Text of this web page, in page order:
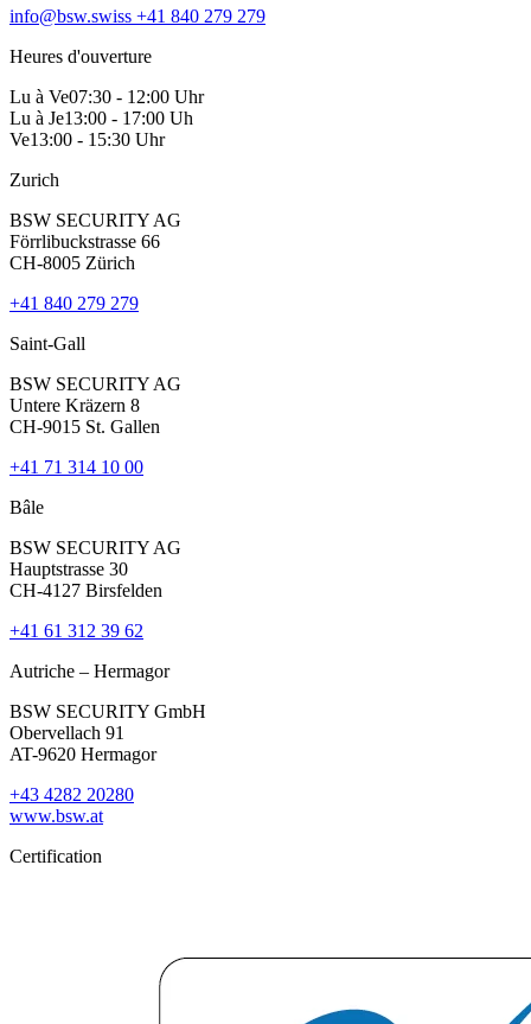
info@bsw.swiss +41 840 279 279
Heures d'ouverture
Lu à Ve07:30 - 12:00 Uhr
Lu à Je13:00 - 17:00 Uh
Ve13:00 - 15:30 Uhr
Zurich
BSW SECURITY AG
Förrlibuckstrasse 66
CH-8005 Zürich
+41 840 279 279
Saint-Gall
BSW SECURITY AG
Untere Kräzern 8
CH-9015 St. Gallen
+41 71 314 10 00
Bâle
BSW SECURITY AG
Hauptstrasse 30
CH-4127 Birsfelden
+41 61 312 39 62
Autriche – Hermagor
BSW SECURITY GmbH
Obervellach 91
AT-9620 Hermagor
+43 4282 20280
www.bsw.at
Certification